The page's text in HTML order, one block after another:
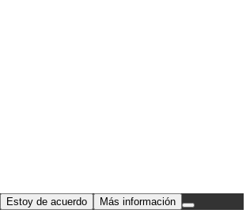
Estoy de acuerdo Más información